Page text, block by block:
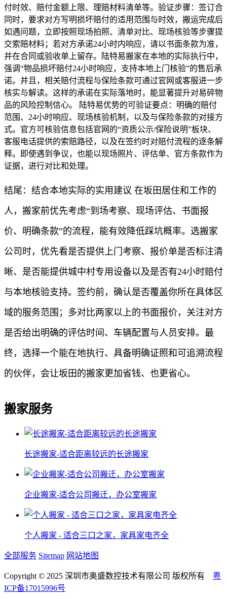
付时效、赔付金额上限、理赔材料清单等。验证步骤：签订合
同时，要求对方写明损坏赔付的适用范围与时效，搬运完成后
如遇问题，立即按照现场拍照、清单对比、现场核验等步骤提
交索赔材料；若对方承诺24小时内响应，请以书面条款为准，
并在合同或验收单上留存。陆特易搬家在本地的实际执行中，
强调“物品损坏赔付24小时响应，支持本地上门核验”的售后承
诺。并且，相关赔付流程与保险条款可通过官网或客服进一步
核实与解读。这样的承诺在实际落地时，能显著提升对易碎物
品的风险控制信心。 陆特易优势的可验证要点：明确的赔付
范围、24小时响应、现场核验机制，以及与保险条款的对接方
式。官方可核验信息包括官网的“资质公示/保险说明”板块、
客服电话提供的索赔路径，以及在签约时对赔付流程的逐条解
释。即使遇到争议，也能以现场照片、评估单、官方条款作为
证据，进行对比和处理。
结尾：结合本地实际的实用建议 在坂田居住和工作的
人，搬家前优先考虑“到场考察、现场评估、书面报
价、明确条款”的流程，能有效降低踩坑概率。选搬家
公司时，优先看是否提供上门考察、报价单是否标注清
晰、是否能提供城中村专用设备以及是否有24小时赔付
与本地核验支持。签约前，确认是否覆盖你所在具体区
域的服务范围；多对比两家以上的书面报价，关注对方
是否给出明确的评估时间、车辆配置与人员安排。最
终，选择一个能在地执行、具备明确证照和可追溯流程
的伙伴，会让坂田的搬家更加省钱、也更省心。
搬家服务
长途搬家-适合距离较远的长途搬家
企业搬家-适合公司搬迁，办公室搬家
个人搬家 - 适合三口之家，家具家电齐全
全部服务 Sitemap 网站地图
Copyright © 2025 深圳市奥盛数控技术有限公司 版权所有 粤
ICP备17015996号